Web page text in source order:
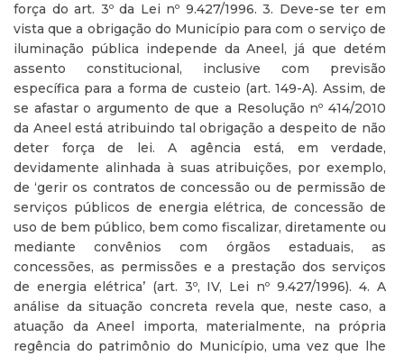
força do art. 3º da Lei nº 9.427/1996. 3. Deve-se ter em
vista que a obrigação do Município para com o serviço de
iluminação pública independe da Aneel, já que detém
assento constitucional, inclusive com previsão
específica para a forma de custeio (art. 149-A). Assim, de
se afastar o argumento de que a Resolução nº 414/2010
da Aneel está atribuindo tal obrigação a despeito de não
deter força de lei. A agência está, em verdade,
devidamente alinhada à suas atribuições, por exemplo,
de ‘gerir os contratos de concessão ou de permissão de
serviços públicos de energia elétrica, de concessão de
uso de bem público, bem como fiscalizar, diretamente ou
mediante convênios com órgãos estaduais, as
concessões, as permissões e a prestação dos serviços
de energia elétrica’ (art. 3º, IV, Lei nº 9.427/1996). 4. A
análise da situação concreta revela que, neste caso, a
atuação da Aneel importa, materialmente, na própria
regência do patrimônio do Município, uma vez que lhe